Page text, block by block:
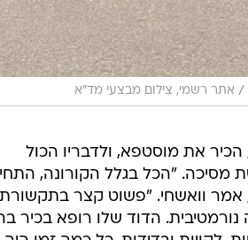
/ אתר רשמי, צילום מבצעי מד"א
את מוסטפא, ולדבריו הכול
מסיכה. "הכל בגלל הקורונה,
אמר וואשחי. "פשוט קצר בתקשורת
הדוד שלו רופא בכיר